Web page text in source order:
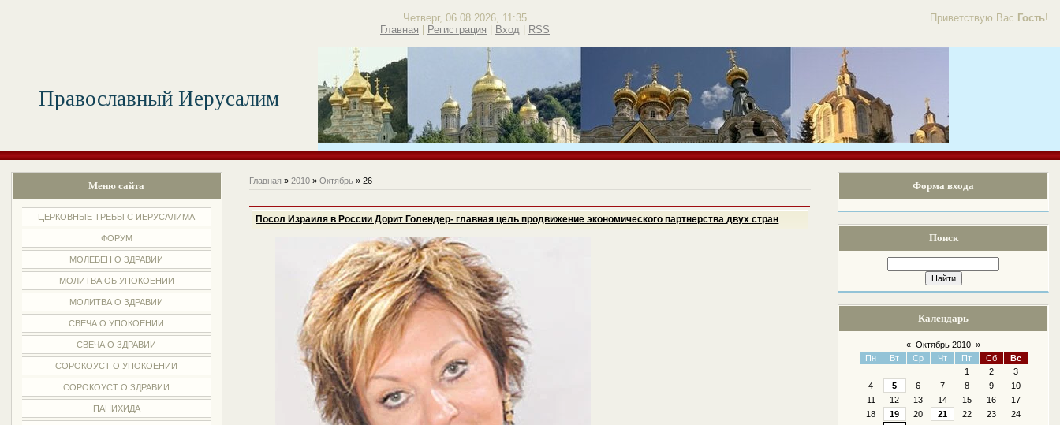
Приветствую Вас Гость!
Четверг, 06.08.2026, 11:35
Главная
Регистрация Вход RSS
Православный Иерусалим
Меню сайта
ЦЕРКОВНЫЕ ТРЕБЫ С ИЕРУСАЛИМА
ФОРУМ
МОЛЕБЕН О ЗДРАВИИ
МОЛИТВА ОБ УПОКОЕНИИ
МОЛИТВА О ЗДРАВИИ
СВЕЧА О УПОКОЕНИИ
СВЕЧА О ЗДРАВИИ
СОРОКОУСТ О УПОКОЕНИИ
СОРОКОУСТ О ЗДРАВИИ
ПАНИХИДА
Форма входа
Поиск
Календарь
« Октябрь 2010 »
Пн
Вт Ср Чт Пт Сб
Вс
1
2
3
4
5 6 7 8 9
10
11
12 13 14 15 16
17
18
19 20 21 22 23
24
Главная »2010 » Октябрь » 26
Посол Израиля в России Дорит Голендер- главная цель продвижение экономического партнерства двух стран